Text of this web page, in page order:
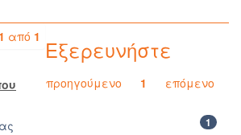
από 1
προηγούμενο 1 επόμενο
Εξερευνήστε
1